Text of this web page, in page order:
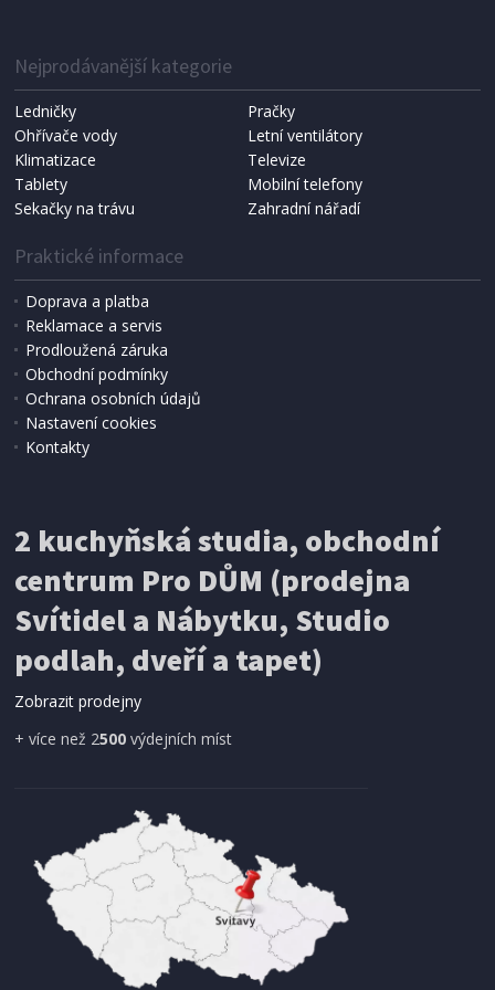
DOPRAVA ZDARMA
19 980 Kč
DOPRAVA ZDARMA
21 980 Kč Přidat do košíku
Nejprodávanější kategorie
Ledničky
Pračky
Ohřívače vody
Letní ventilátory
Klimatizace
Televize
Tablety
Mobilní telefony
Sekačky na trávu
Zahradní nářadí
Praktické informace
Doprava a platba
Reklamace a servis
Prodloužená záruka
Obchodní podmínky
Ochrana osobních údajů
Nastavení cookies
Kontakty
2 kuchyňská studia, obchodní
centrum Pro DŮM (prodejna
Svítidel a Nábytku, Studio
podlah, dveří a tapet)
Zobrazit prodejny
+ více než 2500 výdejních míst